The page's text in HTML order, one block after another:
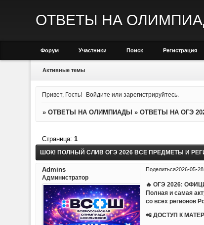
ОТВЕТЫ НА
Форум Участники Поиск Регистрация
Активные темы
Привет, Гость! Войдите илизарегистрируйтесь
» ОТВЕТЫ НА ОЛИМПИАДЫ » ОТВЕТЫ НА ОГЭ
ШОК! ПОЛНЫЙ СЛИВ ОГЭ 2026 ВСЕ ПРЕДМЕТЫ И
Страница: 1
Поделиться2026-05-
Admins
Администратор
🔥 ОГЭ 2026:
Полная и самая
со всех регионов
📲 ДОСТУП К